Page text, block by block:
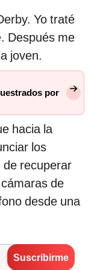
Yo traté
Después me
joven.
por
hacia la
los
de recuperar
de
desde una